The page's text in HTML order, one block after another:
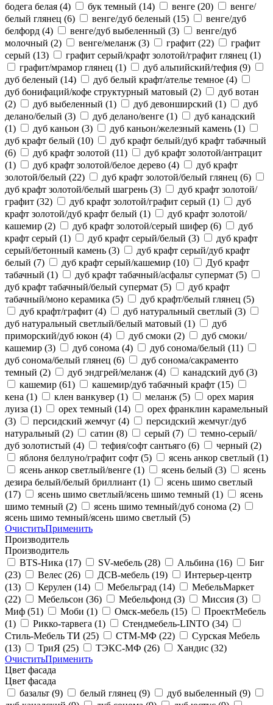
бодега белая (4) бук темный (14) венге (20)
венге/
белый глянец (6) венге/дуб беленый (15)
венге/дуб
белфорд (4) венге/дуб выбеленный (3)
венге/дуб
молочный (2) венге/меланж (3) графит (22)
графит
серый (13) графит серый/крафт золотой/графит глянец (1)
графит/мрамор глянец (1) дуб альпийский/тефия (9)
дуб беленый (14) дуб белый крафт/ателье темное (4)
дуб бонифаций/кофе структурный матовый (2)
дуб вотан
(2)
дуб выбеленный (1) дуб девонширский (1)
дуб
делано/белый (3) дуб делано/венге (1)
дуб канадский
(1)
дуб каньон (3) дуб каньон/железный камень (1)
дуб крафт белый (10)
дуб крафт белый/дуб крафт табачный
(6)
дуб крафт золотой (11)
дуб крафт золотой/антрацит
(1)
дуб крафт золотой/белое дерево (4)
дуб крафт
золотой/белый (22) дуб крафт золотой/белый глянец (6)
дуб крафт золотой/белый шагрень (3)
дуб крафт золотой/
графит (32) дуб крафт золотой/графит серый (1)
дуб
крафт золотой/дуб крафт белый (1)
дуб крафт золотой/
кашемир (2) дуб крафт золотой/серый шифер (6)
дуб
крафт серый (1) дуб крафт серый/белый (3)
дуб крафт
серый/бетонный камень (3)
дуб крафт серый/дуб крафт
белый (7) дуб крафт серый/кашемир (10)
Дуб крафт
табачный (1) дуб крафт табачный/асфальт супермат (5)
дуб крафт табачный/белый супермат (5)
дуб крафт
табачный/моно керамика (5) дуб крафт/белый глянец (5)
дуб крафт/графит (4) дуб натуральный светлый (3)
дуб натуральный светлый/белый матовый (1)
дуб
приморский/дуб юкон (4) дуб смоки (2)
дуб смоки/
кашемир (3) дуб сонома (4) дуб сонома/белый (11)
дуб сонома/белый глянец (6)
дуб сонома/сакраменто
темный (2) дуб эндгрей/меланж (4) канадский дуб (3)
кашемир (61) кашемир/дуб табачный крафт (15)
кена (1) клен ванкувер (1) меланж (5)
орех мария
луиза (1) орех темный (14)
орех франклин карамельный
(3)
персидский жемчуг (4)
персидский жемчуг/дуб
натуральный (2) сатин (8) серый (7)
темно-серый/
дуб золотистый (4) тефия/софт сантьяго (6) черный (2)
яблоня беллуно/графит софт (5) ясень анкор светлый (1)
ясень анкор светлый/венге (1) ясень белый (3)
ясень
дезира белый/белый бриллиант (1)
ясень шимо светлый
(17)
ясень шимо светлый/ясень шимо темный (1)
ясень
шимо темный (2) ясень шимо темный/дуб сонома (2)
ясень шимо темный/ясень шимо светлый (5)
ОчиститьПрименить
Производитель
Производитель
BTS-Ника (17) SV-мебель (28) Альбина (16)
Биг
(23)
Велес (26) ДСВ-мебель (19)
Интерьер-центр
(13)
Керулен (14) Мебельград (14)
МебельМаркет
(22)
Мебельсон (36) Мебельфонд (3) Миссия (3)
Миф (51) Моби (1) Омск-мебель (15)
ПроектМебель
(1)
Рикко-тарвега (1) Стендмебель-LINTO (34)
Стиль-Мебель ТИ (25) СТМ-МФ (22)
Сурская Мебель
(13)
ТриЯ (25) ТЭКС-МФ (26) Хандис (32)
ОчиститьПрименить
Цвет фасада
Цвет фасада
базальт (9) белый глянец (9) дуб выбеленный (9)